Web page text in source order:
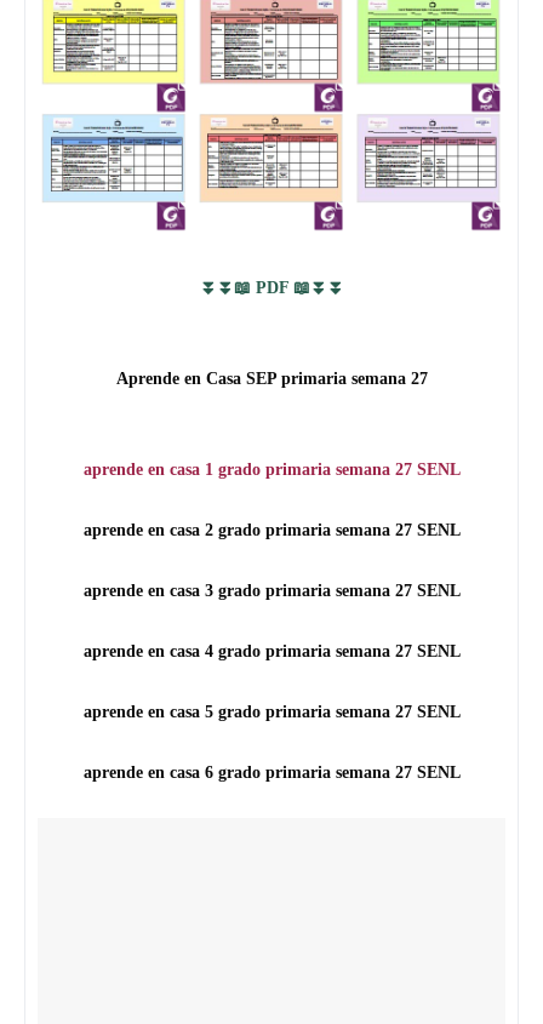
⏬⏬📖 PDF 📖⏬⏬
Aprende en Casa SEP primaria semana 27
aprende en casa 1 grado primaria semana 27 SENL
aprende en casa 2 grado primaria semana 27 SENL
aprende en casa 3 grado primaria semana 27 SENL
aprende en casa 4 grado primaria semana 27 SENL
aprende en casa 5 grado primaria semana 27 SENL
aprende en casa 6 grado primaria semana 27 SENL